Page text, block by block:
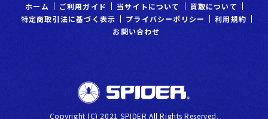
ホーム ご利⽤ガイド 当サイトについて
買取について
特定商取引法に基づく表示
プライバシーポリシー
利⽤規約
お問い合わせ
Copyright (C) 2021 SPIDER All Rights Reserved.